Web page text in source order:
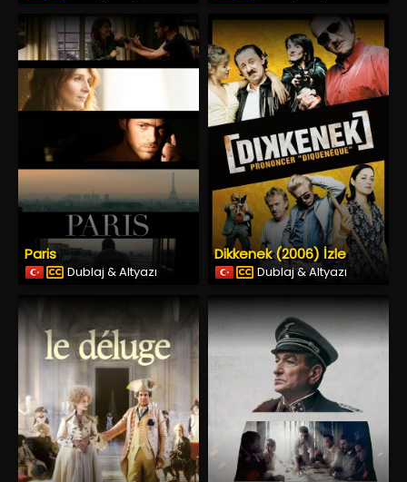
Paris
Dublaj & Altyazı
Dikkenek (2006) İzle
Dublaj & Altyazı